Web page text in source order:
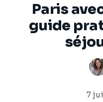
Paris
guide
7